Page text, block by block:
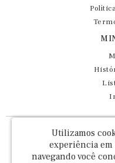
Fernando Maluhy Cia
Rua Dr Euclydes da Cunha,
Utilizamos
experiência em
navegando você